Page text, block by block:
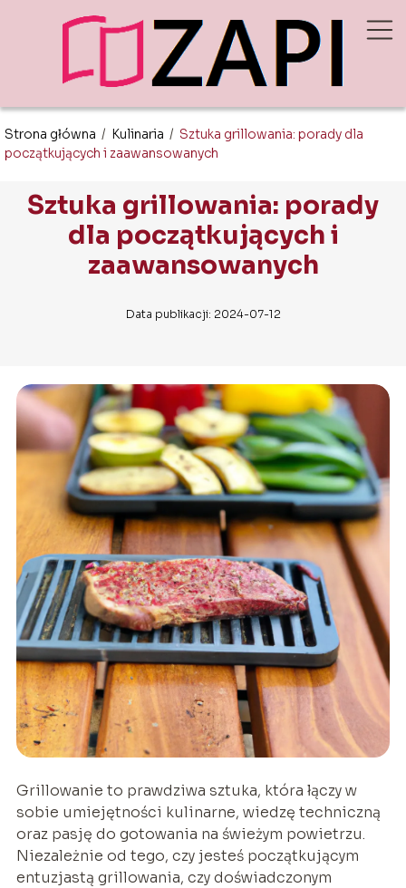
Strona główna / Kulinaria / Sztuka grillowania: porady dla
początkujących i zaawansowanych
Sztuka grillowania: porady
dla początkujących i
zaawansowanych
Data publikacji: 2024-07-12
Grillowanie to prawdziwa sztuka, która łączy w
sobie umiejętności kulinarne, wiedzę techniczną
oraz pasję do gotowania na świeżym powietrzu.
Niezależnie od tego, czy jesteś początkującym
entuzjastą grillowania, czy doświadczonym